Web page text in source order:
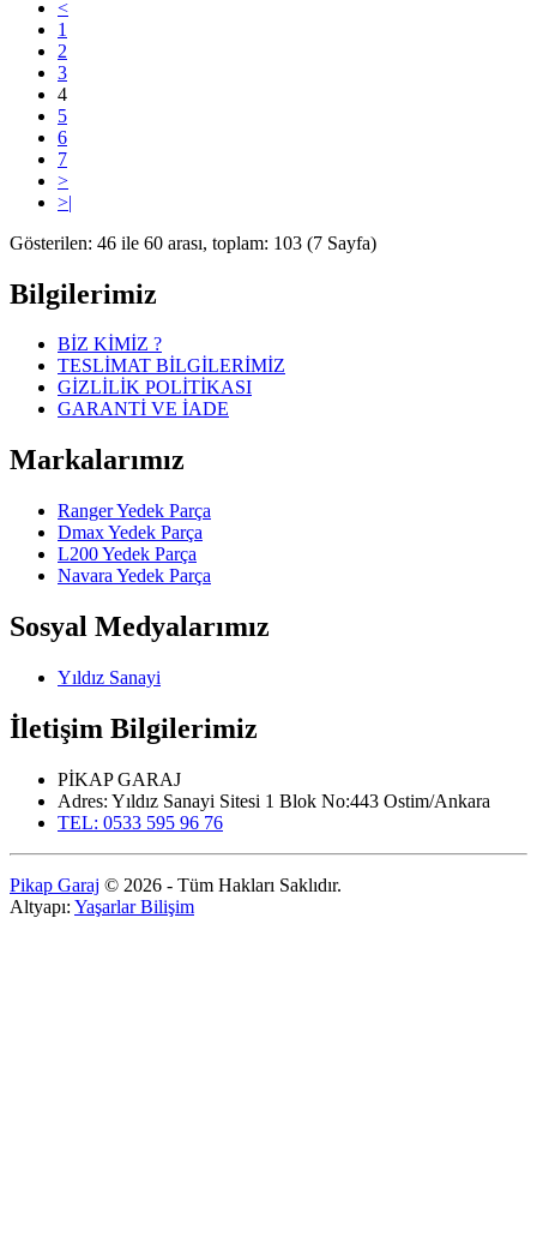
<
1
2
3
4
5
6
7
>
>|
Gösterilen: 46 ile 60 arası, toplam: 103 (7 Sayfa)
Bilgilerimiz
BİZ KİMİZ ?
TESLİMAT BİLGİLERİMİZ
GİZLİLİK POLİTİKASI
GARANTİ VE İADE
Markalarımız
Ranger Yedek Parça
Dmax Yedek Parça
L200 Yedek Parça
Navara Yedek Parça
Sosyal Medyalarımız
Yıldız Sanayi
İletişim Bilgilerimiz
PİKAP GARAJ
Adres: Yıldız Sanayi Sitesi 1 Blok No:443 Ostim/Ankara
TEL: 0533 595 96 76
Pikap Garaj © 2026 - Tüm Hakları Saklıdır.
Altyapı: Yaşarlar Bilişim